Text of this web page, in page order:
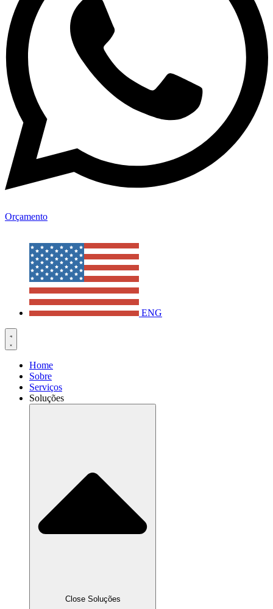
Orçamento
ENG
Home
Sobre
Serviços
Soluções
Close Soluções